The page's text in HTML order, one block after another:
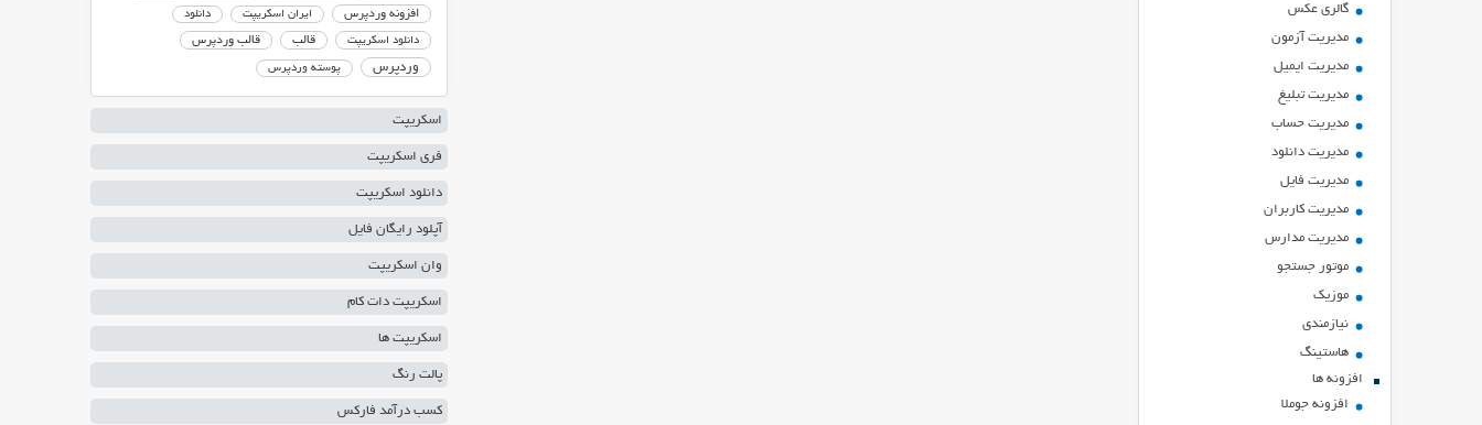
گالری عکس
مدیریت آزمون
مدیریت ایمیل
مدیریت تبلیغ
مدیریت حساب
مدیریت دانلود
مدیریت فایل
مدیریت کاربران
مدیریت مدارس
موتور جستجو
موزیک
نیازمندی
هاستينگ
افزونه ها
افزونه جوملا
افزونه وردپرس
ایران اسکریپت دانلود
دانلود اسکریپت قالب قالب وردپرس
وردپرس پوسته وردپرس
اسکریپت
فری اسکریپت
دانلود اسکریپت
آپلود رایگان فایل
وان اسکریپت
اسکریپت دات کام
اسکریپت ها
پالت رنگ
کسب درآمد فارکس